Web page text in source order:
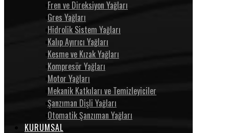
Fren ve Direksiyon Yağları
Gres Yağları
Hidrolik Sistem Yağları
Kalıp Ayırıcı Yağları
Kesme ve Kızak Yağları
Kompresör Yağları
Motor Yağları
Mekanik Katkıları ve Temizleyiciler
Şanzıman Dişli Yağları
Otomatik Şanzıman Yağları
KURUMSAL